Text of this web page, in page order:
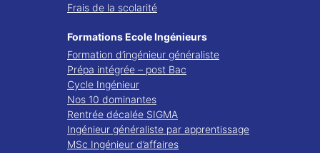
Frais de la scolarité
Formations Ecole Ingénieurs
Formation d’ingénieur généraliste
Prépa intégrée – post Bac
Cycle Ingénieur
Nos 10 dominantes
Rentrée décalée SIGMA
Ingénieur généraliste par apprentissage
MSc Ingénieur d’affaires